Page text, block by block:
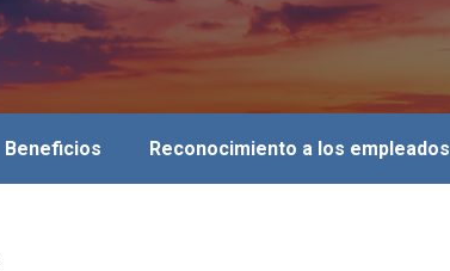
Beneficios Reconocimiento a los empleados